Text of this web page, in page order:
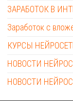
ЗАРАБОТОК В
Заработок с
КУРСЫ
НОВОСТИ
НОВОСТИ